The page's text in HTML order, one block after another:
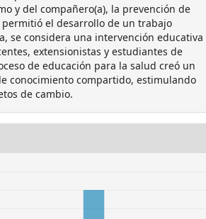
y del compañero(a), la prevención de
permitió el desarrollo de un trabajo
se considera una intervención educativa
extensionistas y estudiantes de
de educación para la salud creó un
conocimiento compartido, estimulando
de cambio.